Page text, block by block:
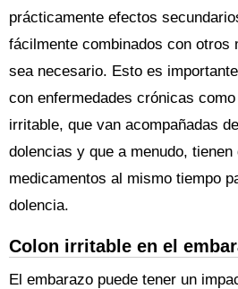
prácticamente efectos
fácilmente combinados con otros
sea necesario. Esto es
con enfermedades crónicas
irritable, que van acompañadas
dolencias y que a menudo,
medicamentos al mismo tiempo
dolencia.
Colon irritable en el
El embarazo puede tener un